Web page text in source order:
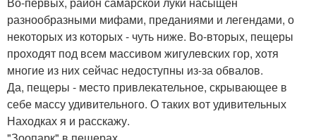
разнообразными мифами, преданиями и легендами, о
некоторых из которых - чуть ниже. Во-вторых, пещеры
проходят под всем массивом жигулевских гор, хотя
многие из них сейчас недоступны из-за обвалов.
Да, пещеры - место привлекательное, скрывающее в
себе массу удивительного. О таких вот удивительных
Находках я и расскажу.